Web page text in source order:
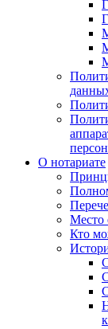
О нотариате
Место
Кто